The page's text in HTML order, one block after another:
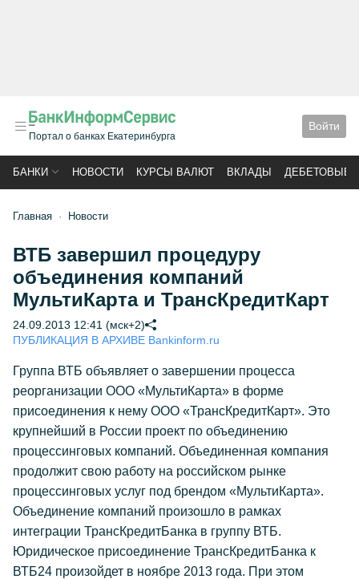
Портал о банках Екатеринбурга
Войти
БАНКИ НОВОСТИ КУРСЫ ВАЛЮТ ВКЛАДЫ ДЕБЕТОВЫЕ
Главная Новости
ВТБ завершил процедуру
объединения компаний
МультиКарта и ТрансКредитКарт
24.09.2013 12:41 (мск+2)
ПУБЛИКАЦИЯ В АРХИВЕ Bankinform.ru
Группа ВТБ объявляет о завершении процесса
реорганизации ООО «МультиКарта» в форме
присоединения к нему ООО «ТрансКредитКарт». Это
крупнейший в России проект по объединению
процессинговых компаний. Объединенная компания
продолжит свою работу на российском рынке
процессинговых услуг под брендом «МультиКарта».
Объединение компаний произошло в рамках
интеграции ТрансКредитБанка в группу ВТБ.
Юридическое присоединение ТрансКредитБанка к
ВТБ24 произойдет в ноябре 2013 года. При этом